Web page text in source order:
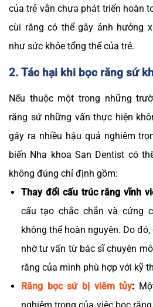
của trẻ vẫn chưa phát triển hoàn
cùi răng có thể gây ảnh hưởng
như sức khỏe tổng thể của trẻ.
2. Tác hại khi bọc răng sứ
Nếu thuộc một trong những
răng sứ những vấn thực hiện
gây ra nhiều hậu quả nghiêm
biến Nha khoa San Dentist có
không đúng chỉ định gồm:
Thay đổi cấu trúc răng vĩnh
cấu tạo chắc chắn và cứng
không thể hoàn nguyên. Do
nhờ tư vấn từ bác sĩ chuyên
răng của mình phù hợp với kỹ
Răng bọc sứ bị viêm tủy: